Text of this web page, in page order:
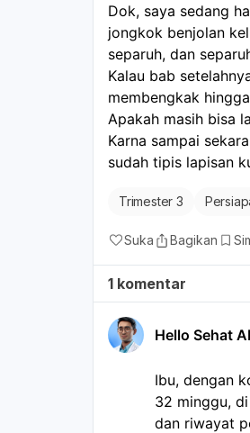
Dok, saya sedang
jongkok benjolan
separuh, dan
Kalau bab
membengkak
Apakah masih bisa
Karna sampai
sudah tipis lapisan
Trimester 3
Suka Bagikan
1 komentar
Hello Sehat AI
Ibu, dengan
32 minggu,
dan riwayat